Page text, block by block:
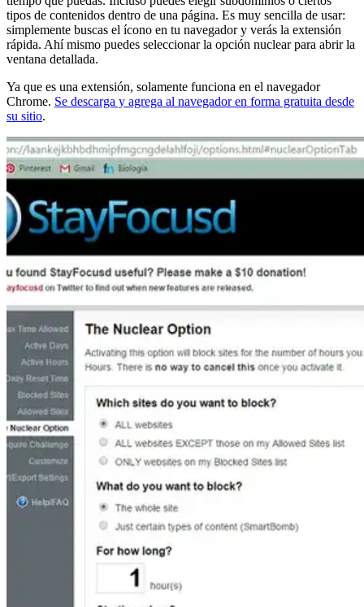
tipos de contenidos dentro de una página. Es muy sencilla de usar:
simplemente buscas el ícono en tu navegador y verás la extensión
rápida. Ahí mismo puedes seleccionar la opción nuclear para abrir la
ventana detallada.
Ya que es una extensión, solamente funciona en el navegador
Chrome. Se descarga y agrega al navegador en forma gratuita desde
su sitio.